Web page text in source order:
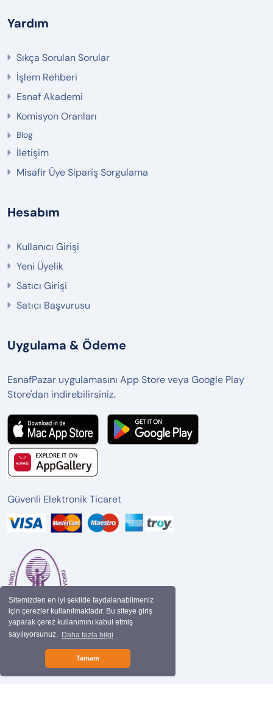
Sitemizden en iyi şekilde faydalanabilmeniz
için çerezler kullanılmaktadır. Bu siteye giriş
yaparak çerez kullanımını kabul etmiş
sayılıyorsunuz. Daha fazla bilgi
Tamam
Yardım
Sıkça Sorulan Sorular
İşlem Rehberi
Esnaf Akademi
Komisyon Oranları
Blog
İletişim
Misafir Üye Sipariş Sorgulama
Hesabım
Kullanıcı Girişi
Yeni Üyelik
Satıcı Girişi
Satıcı Başvurusu
Uygulama & Ödeme
EsnafPazar uygulamasını App Store veya Google Play
Store'dan indirebilirsiniz.
Güvenli Elektronik Ticaret